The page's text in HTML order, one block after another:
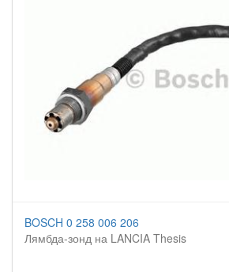
BOSCH 0 258 006 206
Лямбда-зонд на LANCIA Thesis